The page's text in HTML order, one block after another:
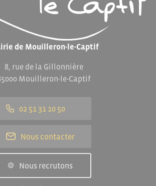
de Mouilleron-le-Captif
8, rue de la Gillonnière
Mouilleron-le-Captif
02 51 31 10 50
Nous contacter
Nous recrutons